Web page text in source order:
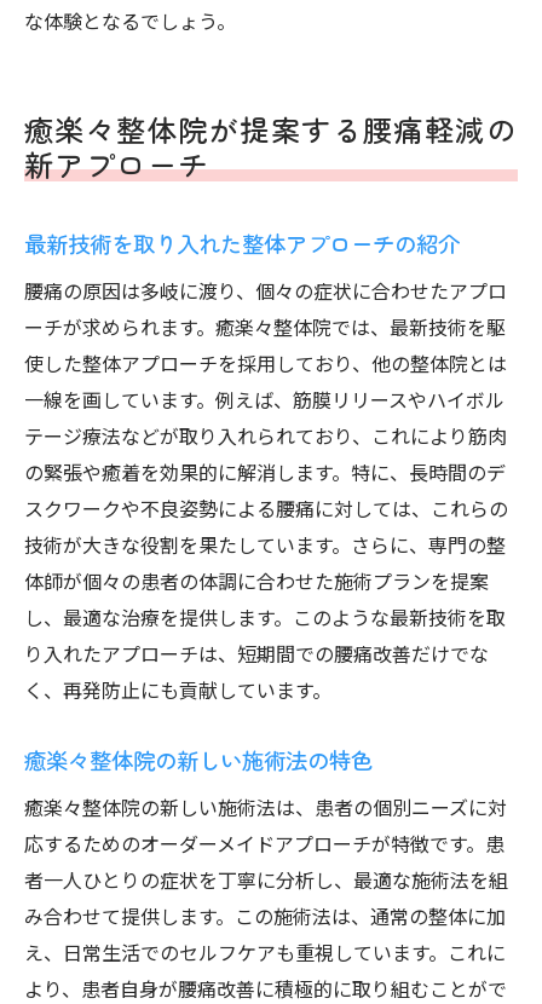
な体験となるでしょう。
癒楽々整体院が提案する腰痛軽減の
新アプローチ
最新技術を取り入れた整体アプローチの紹介
腰痛の原因は多岐に渡り、個々の症状に合わせたアプロ
ーチが求められます。癒楽々整体院では、最新技術を駆
使した整体アプローチを採用しており、他の整体院とは
一線を画しています。例えば、筋膜リリースやハイボル
テージ療法などが取り入れられており、これにより筋肉
の緊張や癒着を効果的に解消します。特に、長時間のデ
スクワークや不良姿勢による腰痛に対しては、これらの
技術が大きな役割を果たしています。さらに、専門の整
体師が個々の患者の体調に合わせた施術プランを提案
し、最適な治療を提供します。このような最新技術を取
り入れたアプローチは、短期間での腰痛改善だけでな
く、再発防止にも貢献しています。
癒楽々整体院の新しい施術法の特色
癒楽々整体院の新しい施術法は、患者の個別ニーズに対
応するためのオーダーメイドアプローチが特徴です。患
者一人ひとりの症状を丁寧に分析し、最適な施術法を組
み合わせて提供します。この施術法は、通常の整体に加
え、日常生活でのセルフケアも重視しています。これに
より、患者自身が腰痛改善に積極的に取り組むことがで